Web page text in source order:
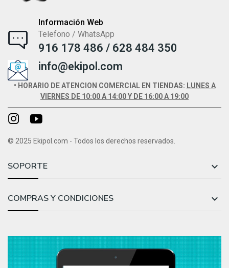
Información Web
Telefono / WhatsApp
916 178 486 / 628 484 350
info@ekipol.com
• HORARIO DE ATENCION COMERCIAL EN TIENDAS: LUNES A
VIERNES DE 10:00 A 14:00 Y DE 16:00 A 19:00
© 2025 Ekipol.com - Todos los derechos reservados.
SOPORTE 
COMPRAS Y CONDICIONES 